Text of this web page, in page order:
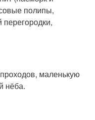
полипы,
маленькую
нёба.